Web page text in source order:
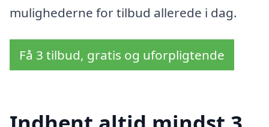
mulighederne for tilbud allerede i dag.
Få 3 tilbud, gratis og uforpligtende